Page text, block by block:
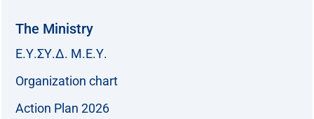
The Ministry
Ε.Υ.ΣΥ.Δ. Μ.Ε.Υ.
Organization chart
Action Plan 2026